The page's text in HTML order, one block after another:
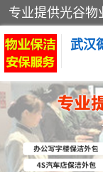
武汉
保洁外包